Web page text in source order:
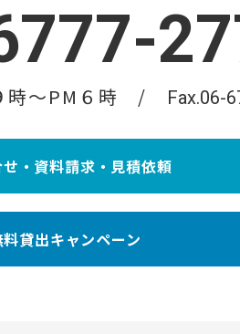
〜PM６時 Fax.06-
・資料請求・見積依頼
料貸出キャンペーン